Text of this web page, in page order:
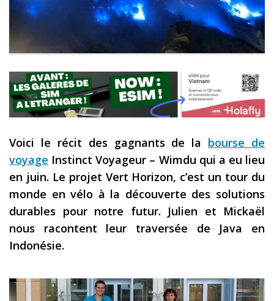
Les derniers articles
Destinations
LA LETTRE
Sites utiles
Réserver un vol !
Assurance voyage !
Mes guides voyage
Voici le récit des gagnants de la bourse de
voyage Instinct Voyageur – Wimdu qui a eu lieu
en juin. Le projet Vert Horizon, c’est un tour du
monde en vélo à la découverte des solutions
durables pour notre futur. Julien et Mickaël
nous racontent leur traversée de Java en
Indonésie.